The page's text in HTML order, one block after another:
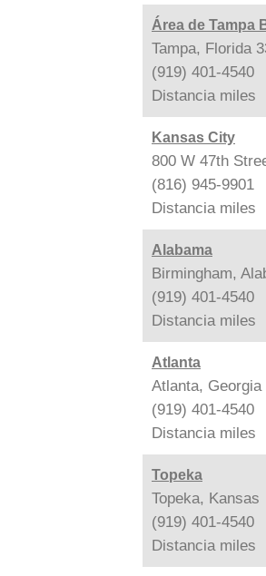
Área de Tampa
Tampa, Florida
(919) 401-4540
Distancia miles
Kansas City
800 W 47th
(816) 945-9901
Distancia miles
Alabama
Birmingham,
(919) 401-4540
Distancia miles
Atlanta
Atlanta, Georgia
(919) 401-4540
Distancia miles
Topeka
Topeka, Kansas
(919) 401-4540
Distancia miles